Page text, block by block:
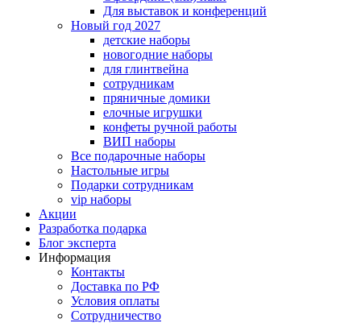
Для выставок и конференций
Новый год 2027
детские наборы
новогодние наборы
для глинтвейна
сотрудникам
пряничные домики
елочные игрушки
конфеты ручной работы
ВИП наборы
Все подарочные наборы
Настольные игры
Подарки сотрудникам
vip наборы
Акции
Разработка подарка
Блог эксперта
Информация
Контакты
Доставка по РФ
Условия оплаты
Сотрудничество